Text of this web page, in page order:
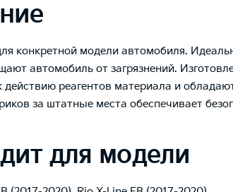
конкретной модели автомобиля.
автомобиль от загрязнений.
действию реагентов материала и
за штатные места обеспечивает
для модели